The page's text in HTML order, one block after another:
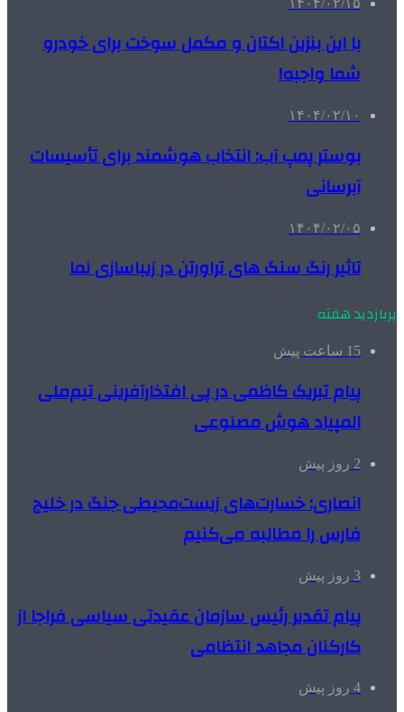
با این بنزین اکتان و مکمل سوخت برای خودرو
شما واجبه!
۱۴۰۴/۰۲/۱۰
بوستر پمپ آب: انتخاب هوشمند برای تأسیسات
آبرسانی
۱۴۰۴/۰۲/۰۵
تاثیر رنگ سنگ های تراورتن در زیباسازی نما
پربازدید هفته
15 ساعت پیش
پیام تبریک کاظمی در پی افتخارآفرینی تیم‌ملی
المپیاد هوش مصنوعی
2 روز پیش
انصاری: خسارت‌های زیست‌محیطی جنگ در خلیج
فارس را مطالبه‌ می‌کنیم
3 روز پیش
پیام تقدیر رئیس سازمان عقیدتی سیاسی فراجا از
کارکنان مجاهد انتظامی
4 روز پیش